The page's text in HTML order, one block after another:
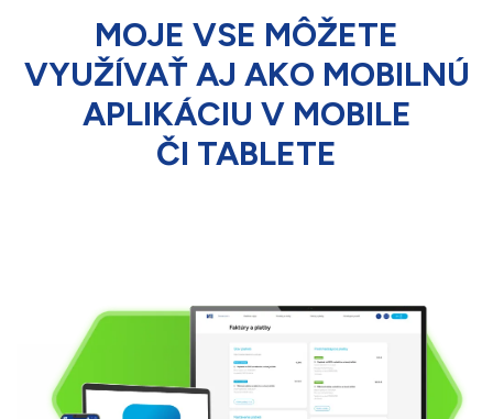
MOJE VSE MÔŽETE
VYUŽÍVAŤ AJ AKO MOBILNÚ
APLIKÁCIU V MOBILE
ČI TABLETE